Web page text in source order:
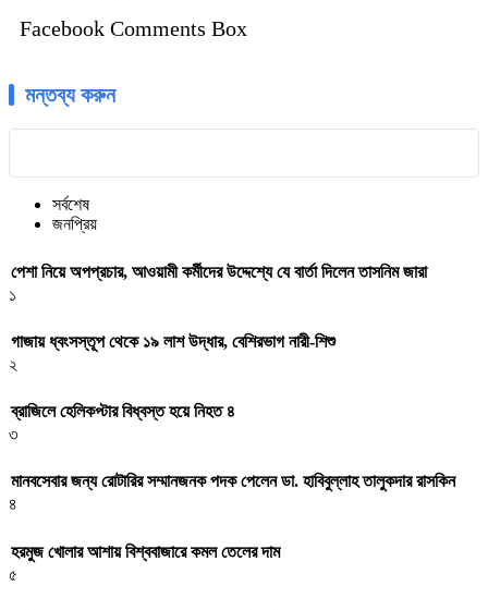
Facebook Comments Box
মন্তব্য করুন
সর্বশেষ
জনপ্রিয়
পেশা নিয়ে অপপ্রচার, আওয়ামী কর্মীদের উদ্দেশ্যে যে বার্তা দিলেন তাসনিম জারা
১
গাজায় ধ্বংসস্তূপ থেকে ১৯ লাশ উদ্ধার, বেশিরভাগ নারী-শিশু
২
ব্রাজিলে হেলিকপ্টার বিধ্বস্ত হয়ে নিহত ৪
৩
মানবসেবার জন্য রোটারির সম্মানজনক পদক পেলেন ডা. হাবিবুল্লাহ তালুকদার রাসকিন
৪
হরমুজ খোলার আশায় বিশ্ববাজারে কমল তেলের দাম
৫